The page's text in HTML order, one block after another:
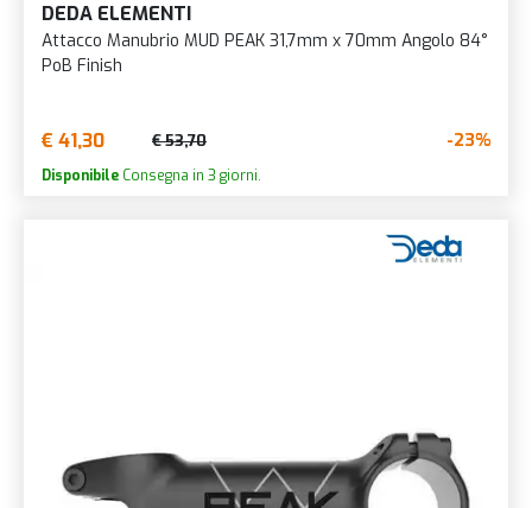
DEDA ELEMENTI
Attacco Manubrio MUD PEAK 31,7mm x 70mm Angolo 84°
PoB Finish
€ 41,30 € 53,70 -23%
Disponibile Consegna in 3 giorni.